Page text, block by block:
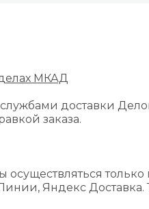
МКАД
доставки
заказа.
осуществляться
Яндекс